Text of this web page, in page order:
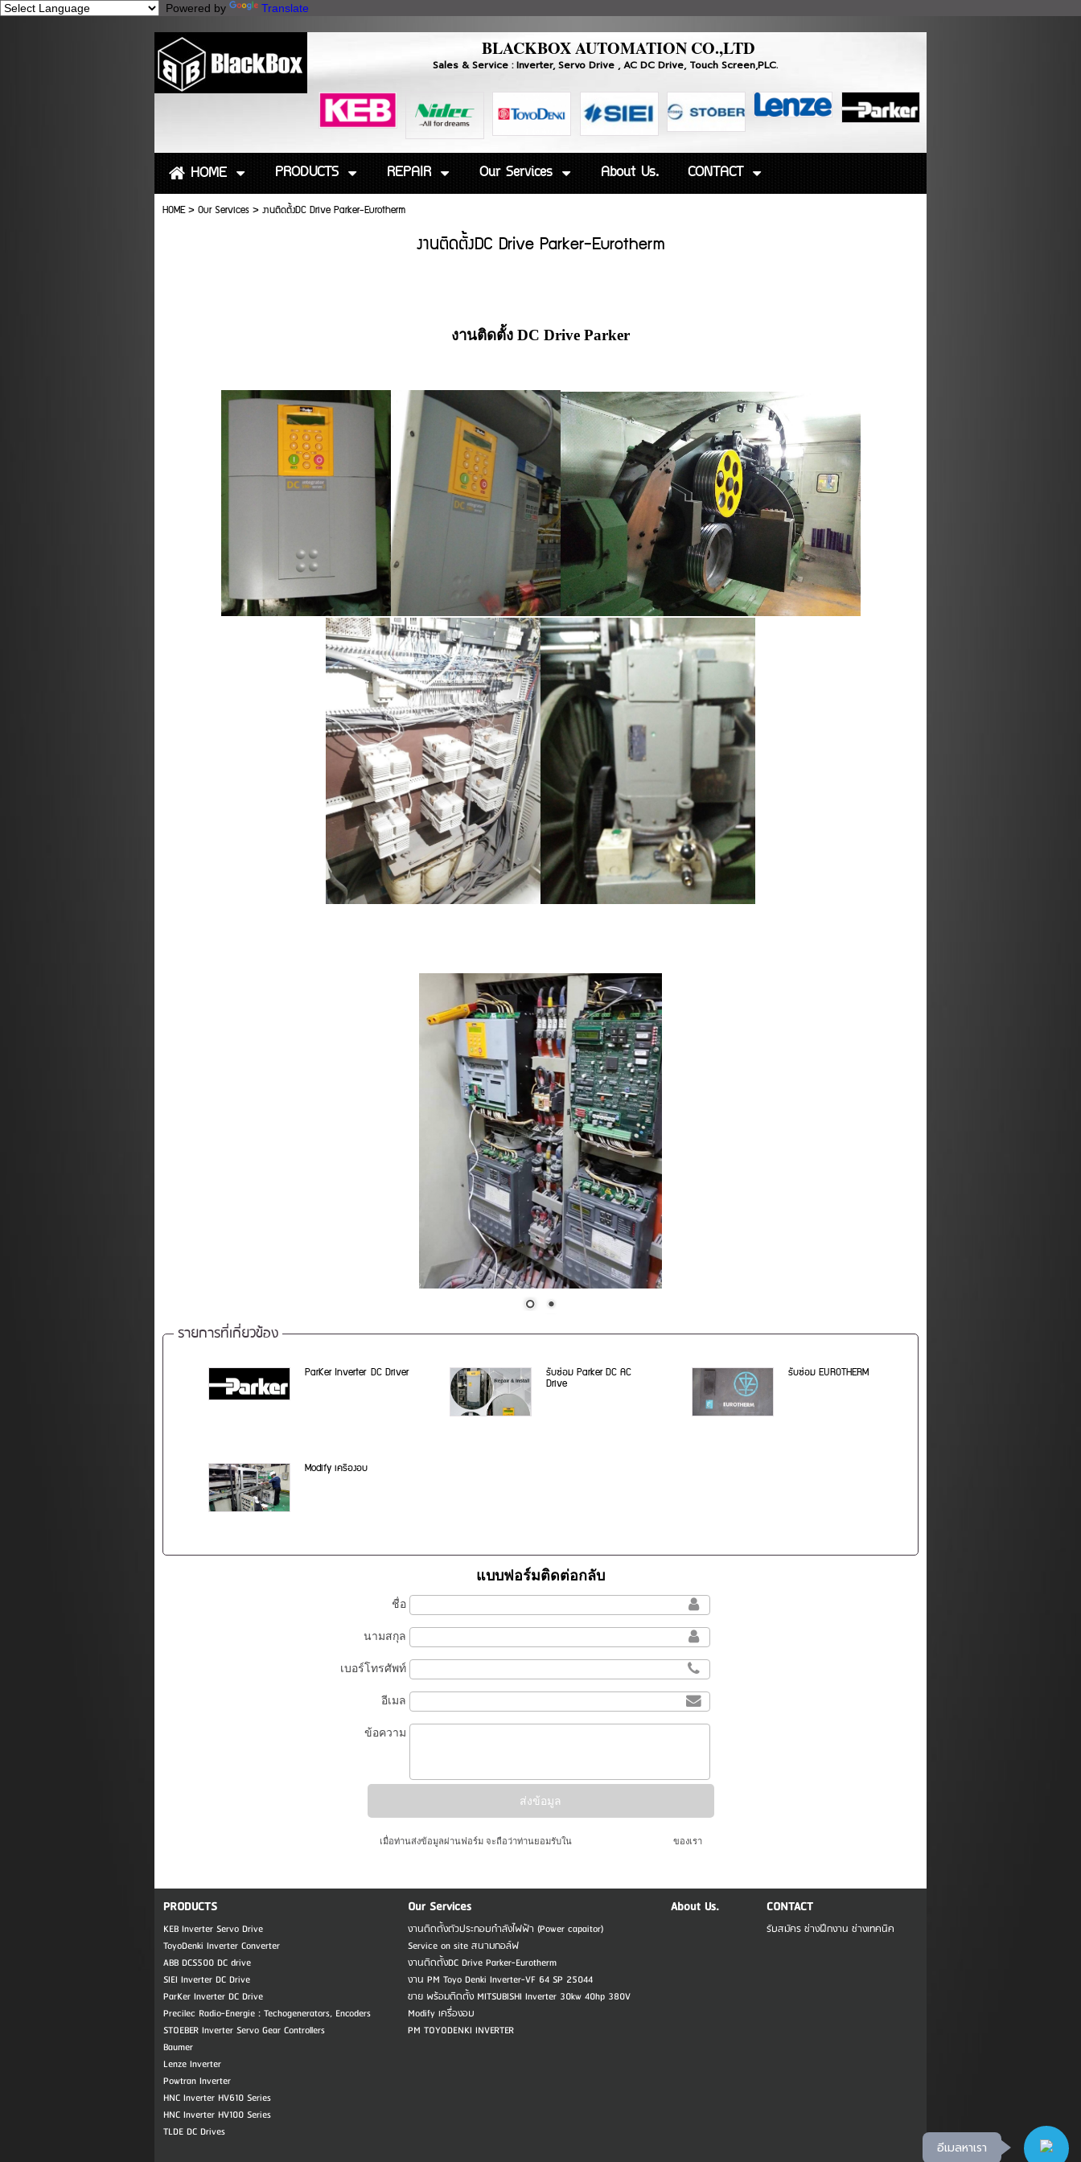
Powered by Translate
BLACKBOX AUTOMATION CO.,LTD
Sales & Service : Inverter, Servo Drive , AC DC Drive, Touch Screen,PLC.
HOME PRODUCTS REPAIR Our Services About Us. CONTACT
HOME>Our Services>งานติดตั้งDC Drive Parker-Eurotherm
งานติดตั้งDC Drive Parker-Eurotherm
งานติดตั้ง DC Drive Parker
รายการที่เกี่ยวข้อง
ParKer Inverter DC Driver รับซ่อม Parker DC AC
Drive
รับซ่อม EUROTHERM
Modify เครื่องอบ
แบบฟอร์มติดต่อกลับ
ชื่อ
นามสกุล
เบอร์โทรศัพท์
อีเมล
ข้อความ
เมื่อท่านส่งข้อมูลผ่านฟอร์ม จะถือว่าท่านยอมรับในนโยบายความเป็นส่วนตัว ของเรา
PRODUCTS
KEB Inverter Servo Drive
ToyoDenki Inverter Converter
ABB DCS500 DC drive
SIEI Inverter DC Drive
ParKer Inverter DC Drive
Precilec Radio-Energie : Techogenerators, Encoders
STOEBER Inverter Servo Gear Controllers
Baumer
Lenze Inverter
Powtran Inverter
HNC Inverter HV610 Series
HNC Inverter HV100 Series
TLDE DC Drives
Our Services
งานติดตั้งตัวประกอบกำลังไฟฟ้า (Power capaitor)
Service on site สนามกอล์ฟ
งานติดตั้งDC Drive Parker-Eurotherm
งาน PM Toyo Denki Inverter-VF 64 SP 25044
ขาย พร้อมติดตั้ง MITSUBISHI Inverter 30kw 40hp 380V
Modify เครื่องอบ
PM TOYODENKI INVERTER
About Us. CONTACT
รับสมัคร ช่างฝึกงาน ช่างเทคนิค
อีเมลหาเรา